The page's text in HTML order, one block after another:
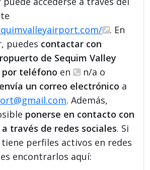
. En
puedes contactar con
de Sequim Valley
teléfono en
n/a o
envía un correo electrónico a
. Además,
ponerse en contacto con
través de redes sociales. Si
perfiles activos en redes
encontrarlos aquí: